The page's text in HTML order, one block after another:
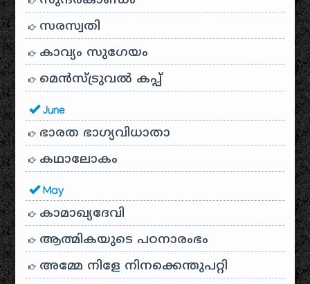
സരസ്വതി
കാവ്യം സുഗേയം
മെന്‍സ്ട്രുവല്‍ കപ്പ്
June
ഭാരത ഭാഗ്യവിധാതാ
കഥാലോകം
May
കാമാഖ്യദേവി
ആത്മികയുടെ പഠനാരംഭം
അമ്മേ നിളേ നിനക്കെന്തുപറ്റി